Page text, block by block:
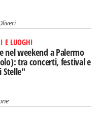
E LUOGHI
nel weekend a Palermo
tra concerti, festival e
Stelle"